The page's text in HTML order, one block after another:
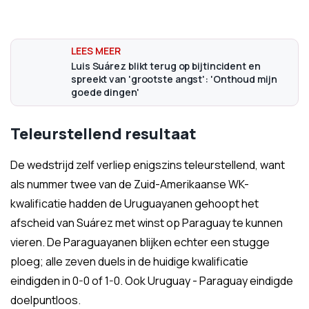
Luis Suárez blikt terug op bijtincident en
spreekt van 'grootste angst': 'Onthoud mijn
goede dingen'
Teleurstellend resultaat
De wedstrijd zelf verliep enigszins teleurstellend, want
als nummer twee van de Zuid-Amerikaanse WK-
kwalificatie hadden de Uruguayanen gehoopt het
afscheid van Suárez met winst op Paraguay te kunnen
vieren. De Paraguayanen blijken echter een stugge
ploeg; alle zeven duels in de huidige kwalificatie
eindigden in 0-0 of 1-0. Ook Uruguay - Paraguay eindigde
doelpuntloos.